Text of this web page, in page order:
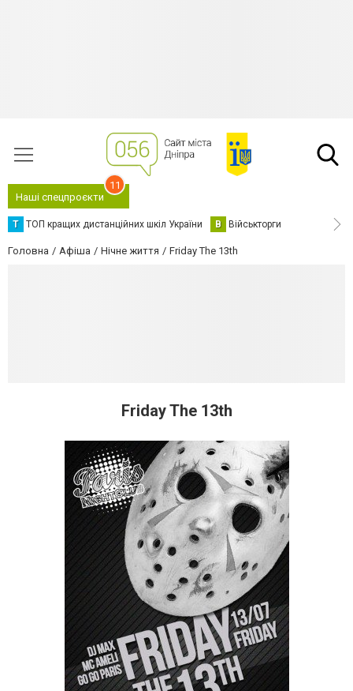
Наші спецпроєкти
11
Т ТОП кращих дистанційних шкіл України В Військторги
Головна Афіша Нічне життя Friday The 13th
Friday The 13th